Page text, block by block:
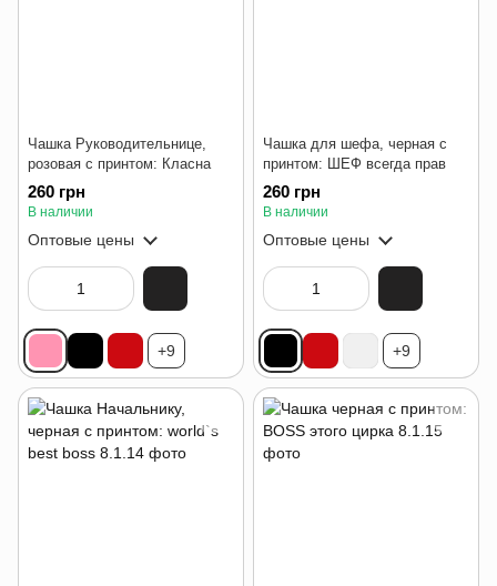
Чашка Руководительнице,
розовая с принтом: Класна
260 грн
В наличии
Оптовые цены
+9
Чашка для шефа, черная с
принтом: ШЕФ всегда прав
260 грн
В наличии
Оптовые цены
+9